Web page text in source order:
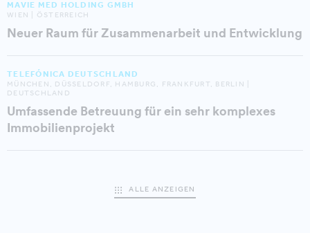
MAVIE MED HOLDING GMBH
WIEN | ÖSTERREICH
Neuer Raum für Zusammenarbeit und Entwicklung
TELEFÓNICA DEUTSCHLAND
MÜNCHEN, DÜSSELDORF, HAMBURG, FRANKFURT, BERLIN |
DEUTSCHLAND
Umfassende Betreuung für ein sehr komplexes
Immobilienprojekt
ALLE ANZEIGEN